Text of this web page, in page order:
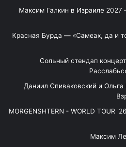
Максим Галкин в Израиле
Красная Бурда — «Самеах, да и
"Сольный стендап
"Даниил Спиваковский и
MORGENSHTERN - WORLD TOUR
Максим